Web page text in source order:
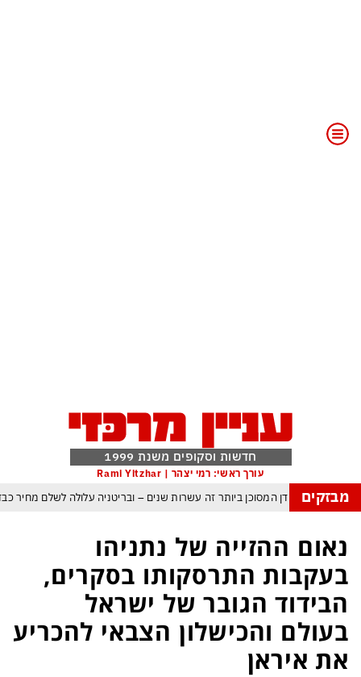
חדשות וסקופים משנת 1999
עורך ראשי: רמי יצהר | Rami Yitzhar
מבזקים
העולם נכנס לעידן המסוכן ביותר זה עשרות שנים – ובריטניה עלולה לשלם מחיר
מי היה מאמין שבאר שבע תנצח את הכוכב האדום?
ומיירטים להגנה – טראמפ נשאר רק עם ציוצי האיום המגוחכים שלא מזיזים
גרדום כמדיניות: כך הפכה ההוצאה להורג לכלי ההרתעה המרכזי של המשטר
א-סיסי, ארדואן ושליט קטאר מכנסים פגישת ״כיפה אדומה״ לנתניהו בנושא
נאום ההזייה של נתניהו
בעקבות התרסקותו בסקרים,
הבידוד הגובר של ישראל
בעולם והכישלון הצבאי להכריע
את איראן